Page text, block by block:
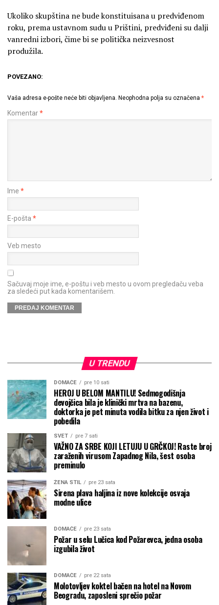
Ukoliko skupština ne bude konstituisana u predviđenom
roku, prema ustavnom sudu u Prištini, predviđeni su dalji
vanredni izbori, čime bi se politička neizvesnost
produžila.
POVEZANO:
Vaša adresa e-pošte neće biti objavljena. Neophodna polja su označena *
Komentar*
Ime *
E-pošta *
Veb mesto
Sačuvaj moje ime, e-poštu i veb mesto u ovom pregledaču veba
za sledeći put kada komentarišem.
U TRENDU
DOMAĆE pre 10 sati
HEROJ U BELOM MANTILU! Sedmogodišnja
devojčica bila je klinički mrtva na bazenu,
doktorka je pet minuta vodila bitku za njen život i
pobedila
SVET pre 7 sati
VAŽNO ZA SRBE KOJI LETUJU U GRČKOJ! Raste broj
zaraženih virusom Zapadnog Nila, šest osoba
preminulo
ŽENA STIL pre 23 sata
Sirena plava haljina iz nove kolekcije osvaja
modne ulice
DOMAĆE pre 23 sata
Požar u selu Lučica kod Požarevca, jedna osoba
izgubila život
DOMAĆE pre 22 sata
Molotovljev koktel bačen na hotel na Novom
Beogradu, zaposleni sprečio požar